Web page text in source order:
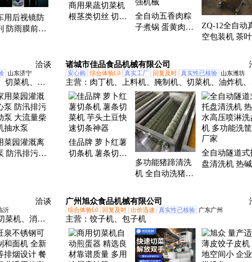
用后视镜防
防雨膜前挡
商用果蔬切菜机
根茎类切丝 切丁
全自动五香肉粽
子煮锅 蛋黄肉粽
机械
ZQ-12全自动
空包装机 茶
洽谈
山东济宁
切菜机、不
袋机、软管
、链轨微耕
、打桩机、
割机、多功
菜园灌溉离
防汛排污移
诸城市佳品食品机械有限公司
安心购 综合体验L0 真实工厂 回复及时 真实性已核验 山东潍坊
主营： 肉丁机、上料机、腌制机、切菜机、油炸机、
淋室、粉碎机、切块机、烘干线、切条机、切半机、
型绞肉机、滚揉机、盐水注射机、鸡胸肉切片机、
破碎机、拌馅机、灌肠机、去皮机、果蔬清洗机、低
杀菌机、风干机、洗筐机、刨肉机
佳品牌 萝卜红薯
切条机 薯条切菜
多功能猪蹄清洗
机 全自动洗猪蹄
备厂家现货销售
全自动隧道式
盘清洗机 热
洽谈
沂
菜机、消毒
防排烟、消
商用冻柜、
厨房、餐饮
广州旭众食品机械有限公司
综合体验L0 回复及时 出价迅速 真实性已核验 广东广州
主营： 饺子机、包子机